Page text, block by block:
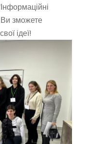
Ви зможете
ідеї!